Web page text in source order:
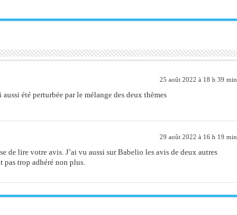
25 août 2022 à 18 h 39 min
aussi été perturbée par le mélange des deux thèmes
29 août 2022 à 16 h 19 min
de lire votre avis. J’ai vu aussi sur Babelio les avis de deux autres
pas trop adhéré non plus.